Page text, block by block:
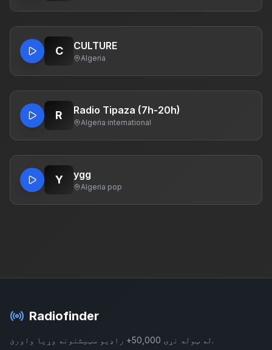
C CULTURE
Algeria
R Radio Tipaza (7h-20h)
Algeria·international
Y ygg
Algeria·pop
Radiofinder
له ټوله نړۍ 50,000+ راډیو سټیشنونه وړیا واورئ.